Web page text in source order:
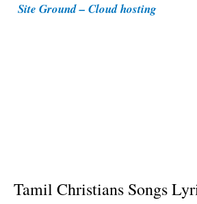
e
Site Ground – Cloud hosting
Tamil Christians Songs